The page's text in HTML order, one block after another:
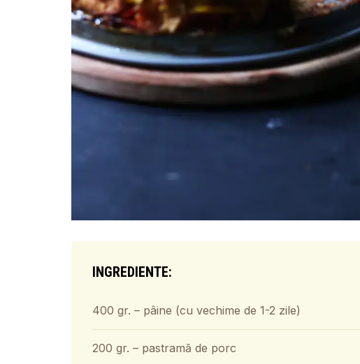
INGREDIENTE:
400 gr. – pâine (cu vechime de 1-2 zile)
200 gr. – pastramă de porc